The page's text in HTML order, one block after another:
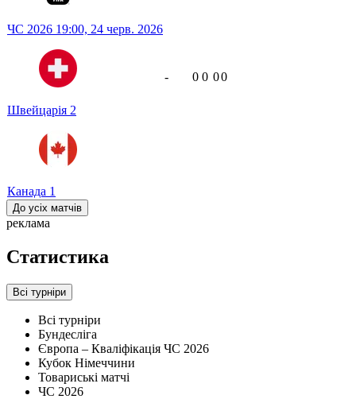
ЧС 2026 19:00, 24 черв. 2026
Швейцарія 2
Канада 1
- 0 0 00
До усіх матчів
реклама
Статистика
Всі турніри
Всі турніри
Бундесліга
Європа – Кваліфікація ЧС 2026
Кубок Німеччини
Товариські матчі
ЧС 2026